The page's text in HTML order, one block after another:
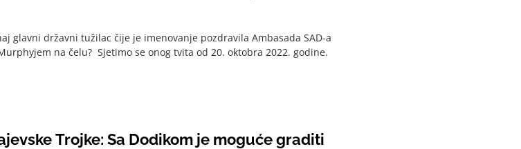
glavni državni tužilac čije je imenovanje pozdravila Ambasada SAD-a
na čelu? Sjetimo se onog tvita od 20. oktobra 2022. godine.
Trojke: Sa Dodikom je moguće graditi